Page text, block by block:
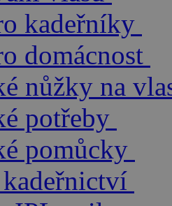
kadeřníky
domácnost
nůžky na
potřeby
pomůcky